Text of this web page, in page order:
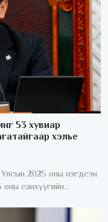
53 хувиар
хэлье
2025 оны нэгдсэн
оны санхүүгийн